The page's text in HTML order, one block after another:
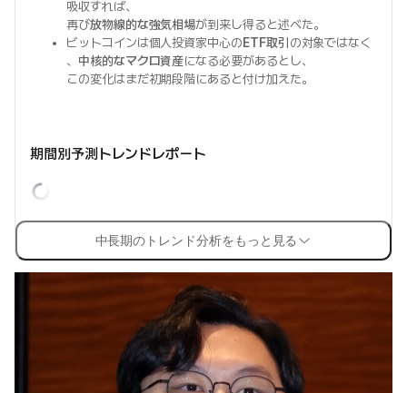
吸収すれば、
再び放物線的な強気相場が到来し得ると述べた。
ビットコインは個人投資家中心のETF取引 の対象ではなく
、 中核的なマクロ資産になる必要があるとし、
この変化はまだ初期段階にあると付け加えた。
期間別予測トレンドレポート
中長期のトレンド分析をもっと見る